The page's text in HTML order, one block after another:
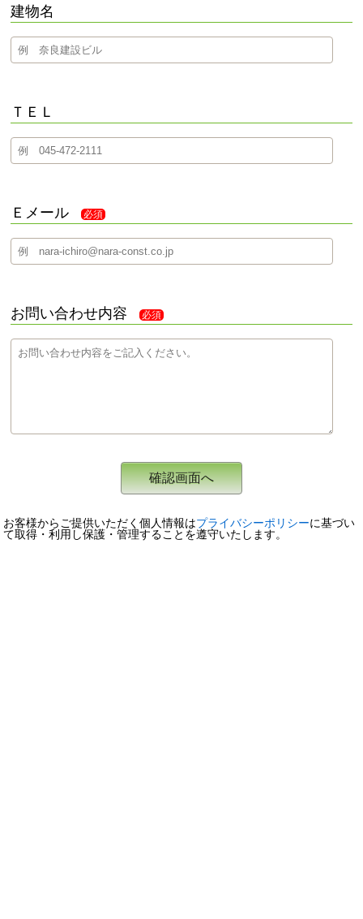
建物名
ＴＥＬ
Ｅメール 必須
お問い合わせ内容 必須
お客様からご提供いただく個人情報はプライバシーポリシーに基づい
て取得・利用し保護・管理することを遵守いたします。